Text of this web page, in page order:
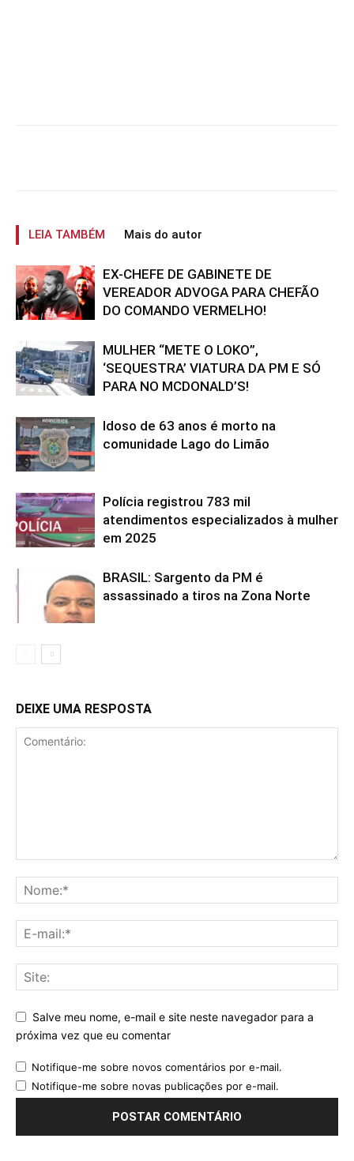
LEIA TAMBÉM Mais do autor
EX-CHEFE DE GABINETE DE
VEREADOR ADVOGA PARA CHEFÃO
DO COMANDO VERMELHO!
MULHER “METE O LOKO”,
‘SEQUESTRA’ VIATURA DA PM E SÓ
PARA NO MCDONALD’S!
Idoso de 63 anos é morto na
comunidade Lago do Limão
Polícia registrou 783 mil
atendimentos especializados à mulher
em 2025
BRASIL: Sargento da PM é
assassinado a tiros na Zona Norte
DEIXE UMA RESPOSTA
Salve meu nome, e-mail e site neste navegador para a
próxima vez que eu comentar
Notifique-me sobre novos comentários por e-mail.
Notifique-me sobre novas publicações por e-mail.